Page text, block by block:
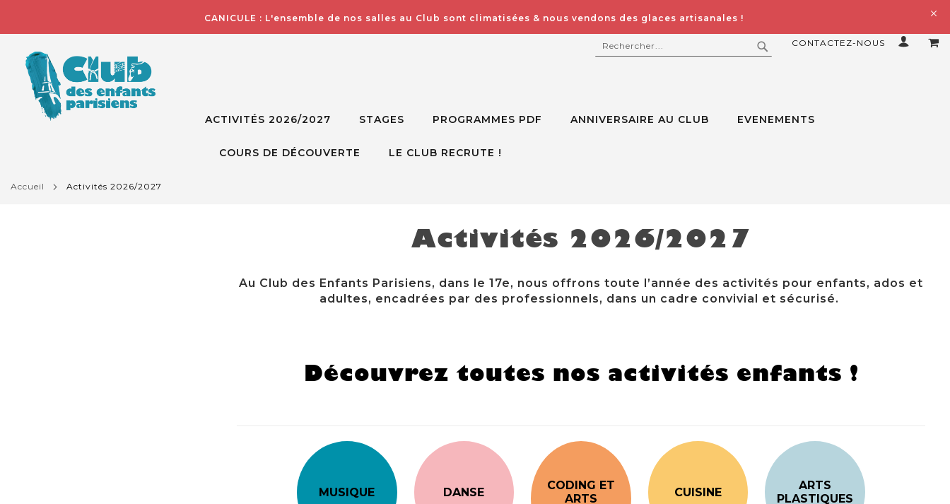
CANICULE : L'ensemble de nos salles au Club sont climatisées & nous vendons des glaces artisanales !
CONTACTEZ-NOUS
RECHERCHER
ACTIVITÉS 2026/2027 STAGES PROGRAMMES PDF ANNIVERSAIRE AU CLUB EVENEMENTS
COURS DE DÉCOUVERTE LE CLUB RECRUTE !
accueil activités 2026/2027
Activités 2026/2027
Au Club des Enfants Parisiens, dans le 17e, nous offrons toute l’année des activités pour enfants, ados et
adultes, encadrées par des professionnels, dans un cadre convivial et sécurisé.
Découvrez toutes nos activités enfants !
MUSIQUE DANSE
CODING ET
ARTS
CUISINE
ARTS
PLASTIQUES